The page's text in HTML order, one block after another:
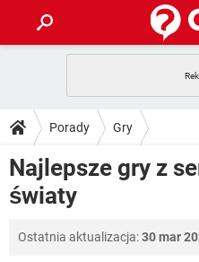
GRY
SPOTIFY
INSTAGRAM
PORADY
PlayStation
GRY
INSTAGRAM
DO POBRANIA
ANDROID
FORUM
COVID-19
Porady Gry
Najlepsze gry z
światy
Ostatnia aktualizacja:30 mar